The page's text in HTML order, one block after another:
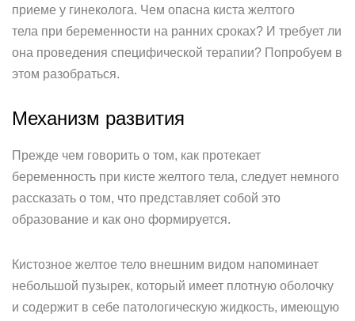
приеме у гинеколога. Чем опасна киста желтого
тела при беременности на ранних сроках? И требует ли
она проведения специфической терапии? Попробуем в
этом разобраться.
Механизм развития
Прежде чем говорить о том, как протекает
беременность при кисте желтого тела, следует немного
рассказать о том, что представляет собой это
образование и как оно формируется.
Кистозное желтое тело внешним видом напоминает
небольшой пузырек, который имеет плотную оболочку
и содержит в себе патологическую жидкость, имеющую